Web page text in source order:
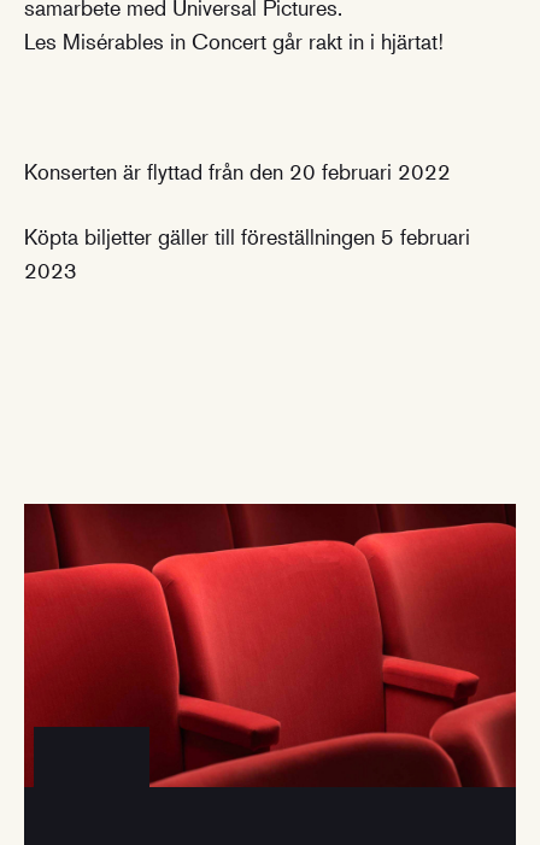
samarbete med Universal Pictures.
Les Misérables in Concert går rakt in i hjärtat!
Konserten är flyttad från den 20 februari 2022
Köpta biljetter gäller till föreställningen 5 februari
2023